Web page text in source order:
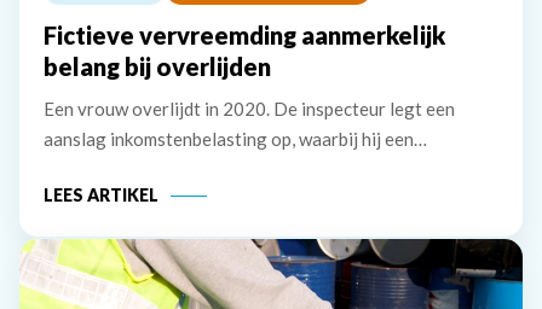
Fictieve vervreemding aanmerkelijk
belang bij overlijden
Een vrouw overlijdt in 2020. De inspecteur legt een
aanslag inkomstenbelasting op, waarbij hij een
241.893 in aanmerking neemt. De erven van de vrouw
LEES ARTIKEL